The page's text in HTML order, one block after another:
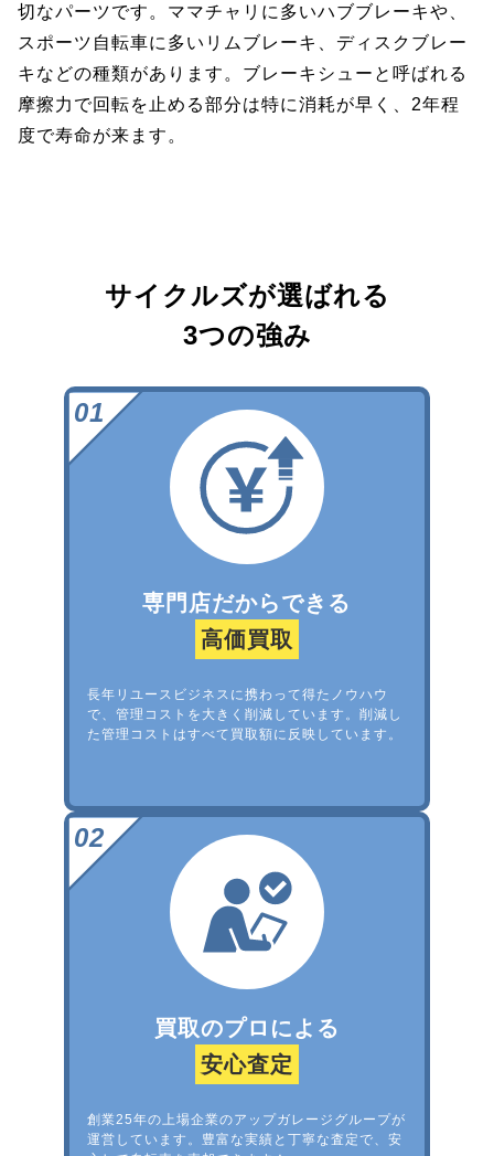
切なパーツです。ママチャリに多いハブブレーキや、
スポーツ自転車に多いリムブレーキ、ディスクブレー
キなどの種類があります。ブレーキシューと呼ばれる
摩擦力で回転を止める部分は特に消耗が早く、2年程
度で寿命が来ます。
サイクルズが選ばれる
3つの強み
専門店だからできる
高価買取
長年リユースビジネスに携わって得たノウハウ
で、管理コストを大きく削減しています。削減し
た管理コストはすべて買取額に反映しています。
買取のプロによる
安心査定
創業25年の上場企業のアップガレージグループが
運営しています。豊富な実績と丁寧な査定で、安